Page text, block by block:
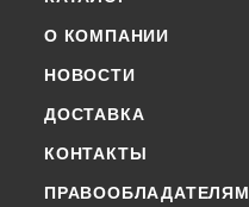
О КОМПАНИИ
НОВОСТИ
ДОСТАВКА
КОНТАКТЫ
ПРАВООБЛАДАТЕЛЯМ